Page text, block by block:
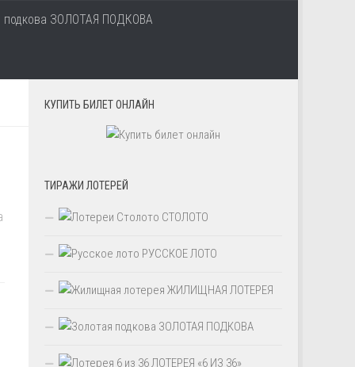
ЗОЛОТАЯ ПОДКОВА
КУПИТЬ БИЛЕТ ОНЛАЙН
ТИРАЖИ ЛОТЕРЕЙ
СТОЛОТО
РУССКОЕ ЛОТО
ЖИЛИЩНАЯ ЛОТЕРЕЯ
ЗОЛОТАЯ ПОДКОВА
ЛОТЕРЕЯ «6 ИЗ 36»